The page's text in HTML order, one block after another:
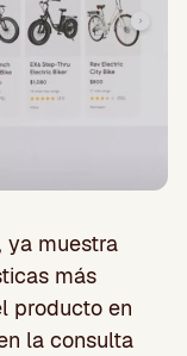
ya muestra
más
producto en
la consulta